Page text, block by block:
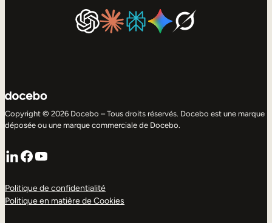
Copyright © 2026 Docebo – Tous droits réservés. Docebo est une marque
déposée ou une marque commerciale de Docebo.
LinkedIn
Facebook
YouTube
Politique de confidentialité
Politique en matière de Cookies